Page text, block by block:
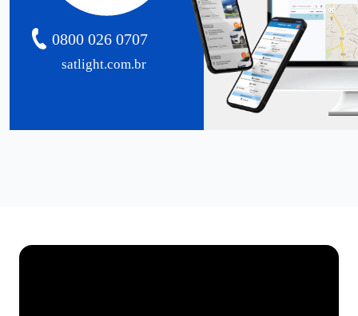
satlight.com.br
0800 026 0707